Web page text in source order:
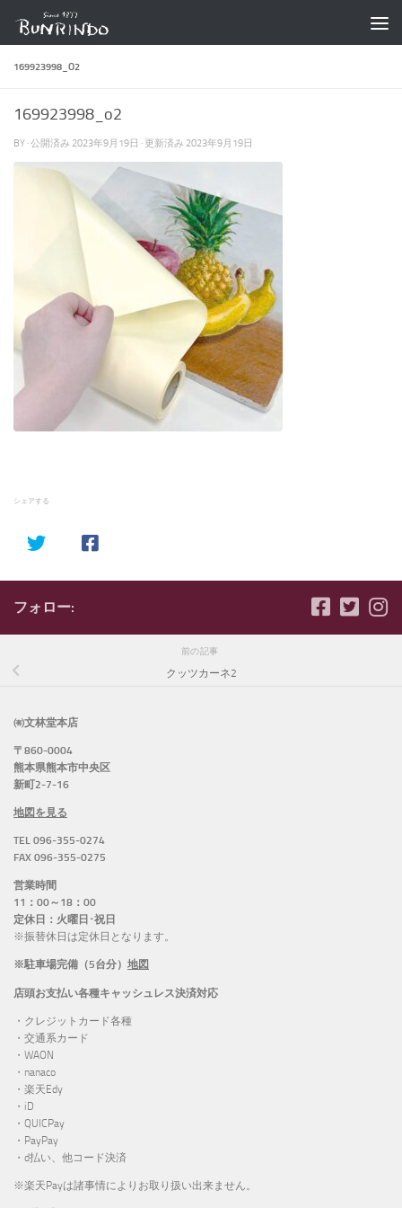
コンテンツへスキップ
169923998_O2
169923998_o2
BY · 公開済み 2023年9月19日 · 更新済み 2023年9月19日
シェアする
フォロー:
前の記事
クッツカーネ2
㈲文林堂本店
〒860-0004
熊本県熊本市中央区
新町2-7-16
地図を見る
TEL 096-355-0274
FAX 096-355-0275
営業時間
11：00～18：00
定休日：火曜日･祝日
※振替休日は定休日となります。
※駐車場完備（5台分） 地図
店頭お支払い各種キャッシュレス決済対応
・クレジットカード各種
・交通系カード
・WAON
・nanaco
・楽天Edy
・iD
・QUICPay
・PayPay
・d払い、他コード決済
※楽天Payは諸事情によりお取り扱い出来ません。